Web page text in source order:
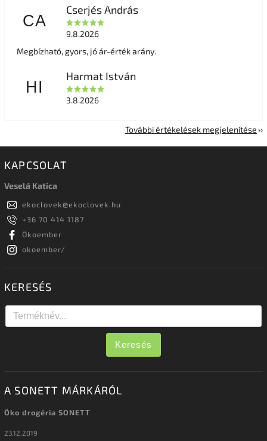
CA
Cserjés András
9.8.2026
Megbízható, gyors, jó ár-érték arány.
HI
Harmat István
3.8.2026
További értékelések megjelenítése
KAPCSOLAT
Veselá Katica
ekoclovek@ekoclovek.hu
+36 70 414 1187
Ökoember
okoember/
KERESÉS
Keresés
A SONETT MÁRKÁRÓL
Öko drogéria SONETT
23.12.2019